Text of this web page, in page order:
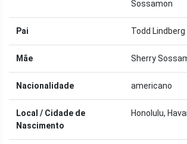
Sossamon
Pai Todd Lindberg
Mãe Sherry
Nacionalidade americano
Local / Cidade de
Nascimento
Honolulu,